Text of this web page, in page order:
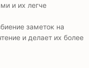
и их легче
заметок на
и делает их более